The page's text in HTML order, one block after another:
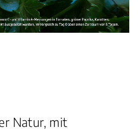
Natur, mit